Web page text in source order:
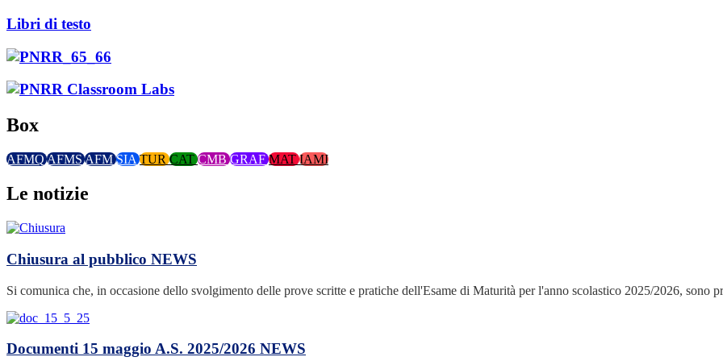
Libri di testo
Box
AFMQAFMSAFMSIATURCATCMBGRAFMATIAMI
Le notizie
Chiusura al pubblico NEWS
Si comunica che, in occasione dello svolgimento delle prove scritte e pratiche dell'Esame di Maturità per l'anno scolastico 2025/2026, sono
Documenti 15 maggio A.S. 2025/2026 NEWS